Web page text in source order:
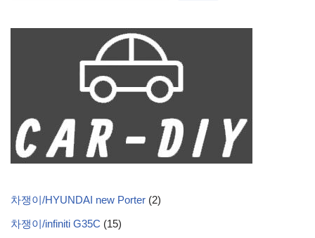
차쟁이/HYUNDAI new Porter (2)
차쟁이/infiniti G35C (15)